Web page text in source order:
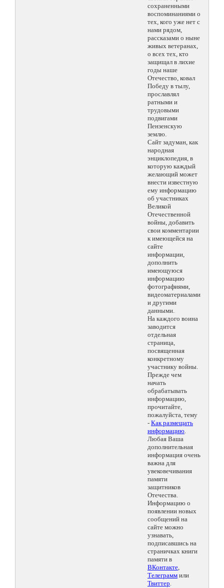
сохраненными
воспоминаниями о
тех, кого уже нет с
нами рядом,
рассказами о ныне
живых ветеранах,
о всех тех, кто
защищал в лихие
годы наше
Отечество, ковал
Победу в тылу,
прославлял
ратными и
трудовыми
подвигами
Пензенскую
землю.
Сайт задуман, как
народная
энциклопедия, в
которую каждый
желающий может
внести известную
ему информацию
об участниках
Великой
Отечественной
войны, добавить
свои комментарии
к имеющейся на
сайте
информации,
дополнить
имеющуюся
информацию
фотографиями,
видеоматериалами
и другими
данными.
На каждого воина
заводится
отдельная
страница,
посвященная
конкретному
участнику войны.
Прежде чем
начать
обрабатывать
информацию,
прочитайте,
пожалуйста, тему
- Как размещать
информацию.
Любая Ваша
дополнительная
информация очень
важна для
увековечивания
памяти
защитников
Отечества.
Информацию о
появлении новых
сообщений на
сайте можно
узнавать,
подписавшись на
страничках книги
памяти в
ВКонтакте,
Телеграмм или
Твиттер.